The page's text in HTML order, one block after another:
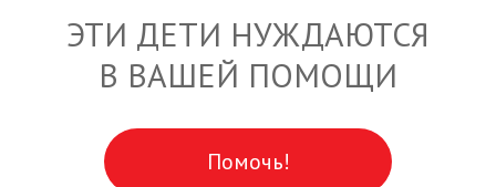
ЭТИ ДЕТИ НУЖДАЮТСЯ
В ВАШЕЙ ПОМОЩИ
Помочь!